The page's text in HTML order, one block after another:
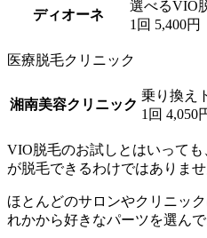
ディオーネ
選べるVIO
1回 5,400円
医療脱毛クリニック
湘南美容クリニック
乗り換え
1回 4,050
VIO脱毛のお試しとはいって
が脱毛できるわけではありませ
ほとんどのサロンやクリニッ
れかから好きなパーツを選ん